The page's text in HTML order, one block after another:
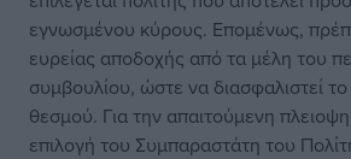
εγνωσμένου κύρους. Επομένως,
ευρείας αποδοχής από τα μέλη του
συμβουλίου, ώστε να διασφαλιστεί
θεσμού. Για την απαιτούμενη
επιλογή του Συμπαραστάτη του